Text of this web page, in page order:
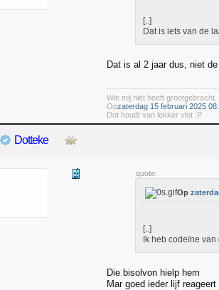
[..]
Dat is iets van de
Dat is al 2 jaar dus, niet
Wie mij niet heeft
Opzaterdag 15 februari 2025
Dot houdt van lekker vlot :P
Dotteke
quote:
Op
[..]
Ik heb codeïne
Die bisolvon hielp hem
Mar goed ieder lijf reageert